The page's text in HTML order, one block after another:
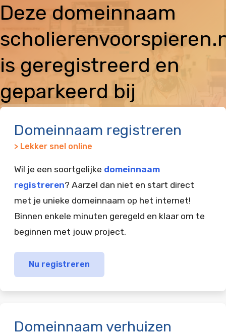
Deze domeinnaam
is geregistreerd en
geparkeerd bij
Domeinnaam registreren
> Lekker snel online
Wil je een soortgelijke domeinnaam
registreren? Aarzel dan niet en start direct
met je unieke domeinnaam op het internet!
Binnen enkele minuten geregeld en klaar om te
beginnen met jouw project.
Nu registreren
Domeinnaam verhuizen